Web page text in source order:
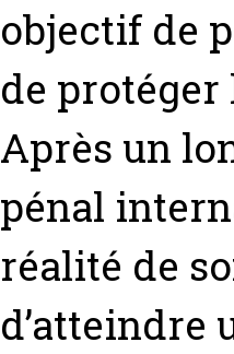
objectif de
de protéger
Après un
pénal
réalité de
d’atteindre